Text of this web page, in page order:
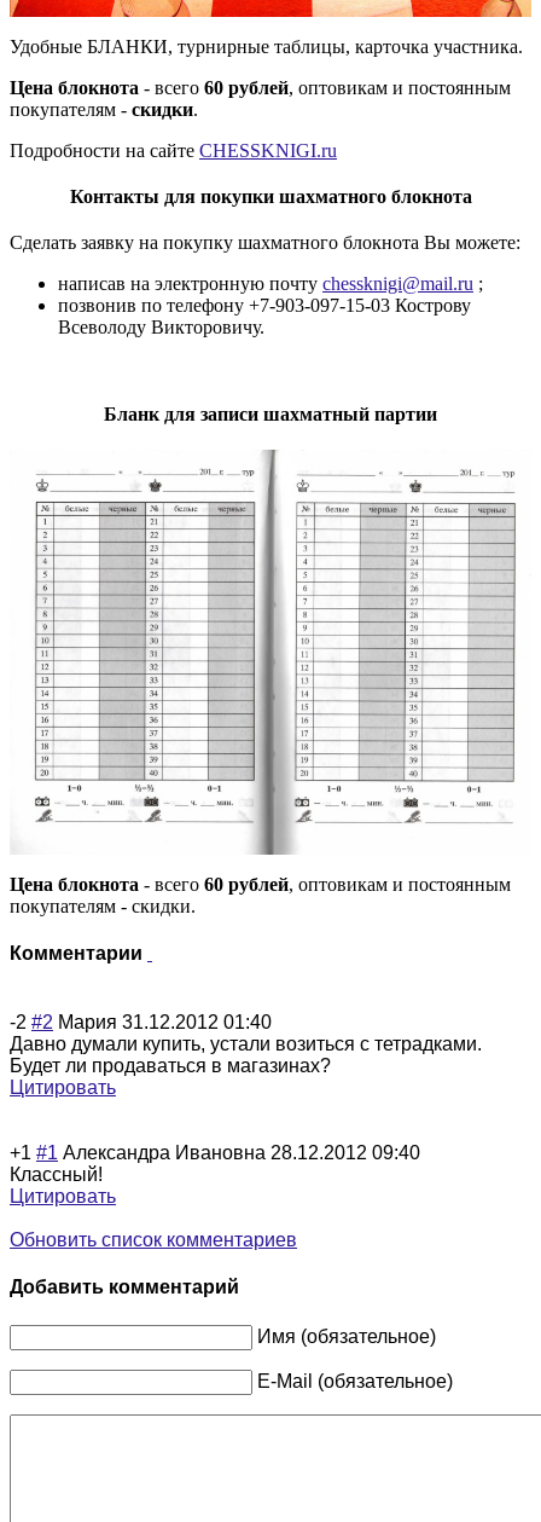
Удобные БЛАНКИ, турнирные таблицы, карточка участника.
Цена блокнота - всего 60 рублей, оптовикам и постоянным
покупателям - скидки.
Подробности на сайте CHESSKNIGI.ru
Контакты для покупки шахматного блокнота
Сделать заявку на покупку шахматного блокнота Вы можете:
написав на электронную почту chessknigi@mail.ru ;
позвонив по телефону +7-903-097-15-03 Кострову
Всеволоду Викторовичу.
Бланк для записи шахматный партии
Цена блокнота - всего 60 рублей, оптовикам и постоянным
покупателям - скидки.
Комментарии
-2 #2 Мария 31.12.2012 01:40
Давно думали купить, устали возиться с тетрадками.
Будет ли продаваться в магазинах?
Цитировать
+1 #1 Александра Ивановна 28.12.2012 09:40
Классный!
Цитировать
Обновить список комментариев
Добавить комментарий
Имя (обязательное)
E-Mail (обязательное)